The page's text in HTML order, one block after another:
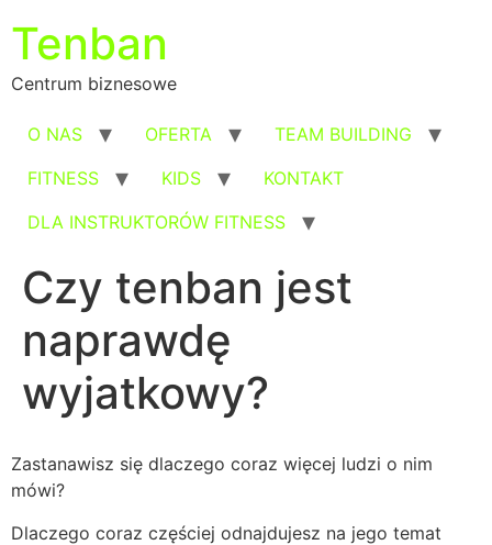
do
treści
Tenban
Centrum biznesowe
O NAS OFERTA
TEAM BUILDING
FITNESS
KIDS
KONTAKT
DLA INSTRUKTORÓW FITNESS
Czy tenban jest
naprawdę
wyjatkowy?
Zastanawisz się dlaczego coraz więcej ludzi o nim
mówi?
Dlaczego coraz częściej odnajdujesz na jego temat